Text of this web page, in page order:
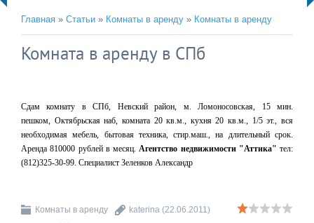
Главная » Статьи » Комнаты в аренду » Комнаты в аренду
Комната в аренду в СПб
Сдам комнату в СПб, Невский район, м. Ломоносовская, 15 мин.
пешком, Октябрьская наб, комната 20 кв.м., кухня 20 кв.м., 1/5 эт., вся
необходимая мебель, бытовая техника, стир.маш., на длительный срок.
Аренда 810000 рублей в месяц.Агентство недвижимости "Аттика" тел:
(812)325-30-99. Специалист Зеленков Александр
Комнаты в аренду katerina (22.06.2011)